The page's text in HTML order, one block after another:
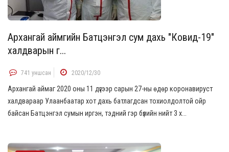
Архангай аймгийн Батцэнгэл сум дахь "Ковид-19"
халдварын г...
741 уншсан 2020/12/30
Архангай аймаг 2020 оны 11 дүгээр сарын 27-ны өдөр коронавируст
халдвараар Улаанбаатар хот дахь батлагдсан тохиолдолтой ойр
байсан Батцэнгэл сумын иргэн, тэдний гэр бүлийн нийт 3 х...